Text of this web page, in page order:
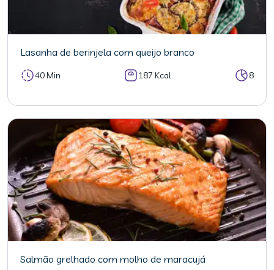
Lasanha de berinjela com queijo branco
40 Min 187 Kcal 8
Salmão grelhado com molho de maracujá